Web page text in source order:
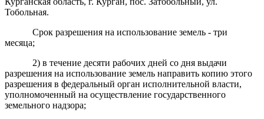
Тобольная.
Срок разрешения на использование земель - три
месяца;
2) в течение десяти рабочих дней со дня выдачи
разрешения на использование земель направить копию этого
разрешения в федеральный орган исполнительной власти,
уполномоченный на осуществление государственного
земельного надзора;